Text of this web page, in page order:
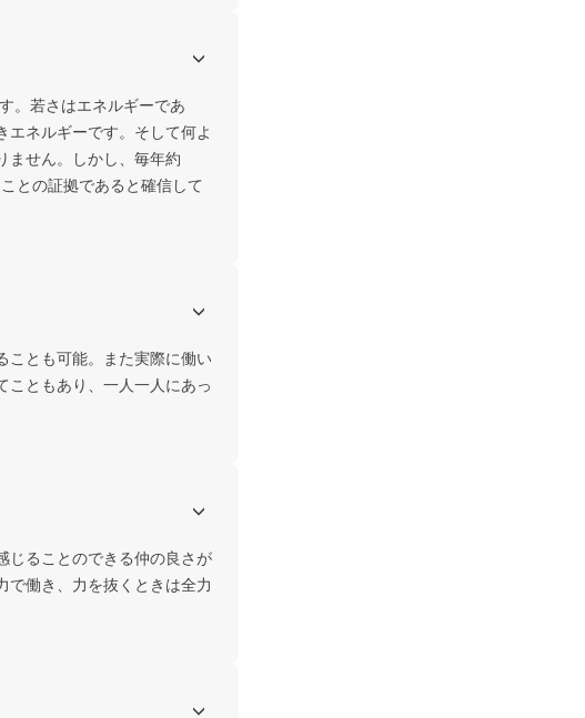
。若さはエネルギーであ
エネルギーです。そして何よ
ません。しかし、毎年約
との証拠であると確信して
ことも可能。また実際に働い
こともあり、一人一人にあっ
じることのできる仲の良さが
で働き、力を抜くときは全力